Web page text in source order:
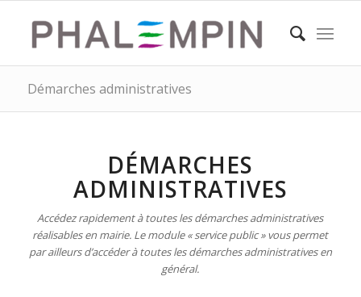
Démarches administratives
DÉMARCHES
ADMINISTRATIVES
Accédez rapidement à toutes les démarches administratives
réalisables en mairie. Le module « service public » vous permet
par ailleurs d’accéder à toutes les démarches administratives en
général.